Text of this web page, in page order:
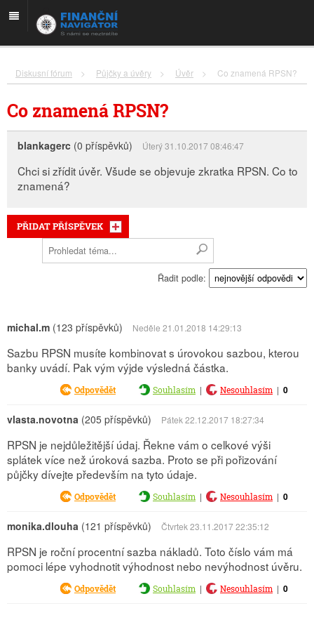
Diskusní fórum > Půjčky a úvěry > Úvěr > Co znamená RPSN?
Co znamená RPSN?
blankagerc (0 příspěvků) Úterý 31.10.2017 08:46:47
Chci si zřídit úvěr. Všude se objevuje zkratka RPSN. Co to
znamená?
PŘIDAT PŘÍSPĚVEK
Řadit podle:
michal.m (123 příspěvků) Neděle 21.01.2018 14:29:13
Sazbu RPSN musíte kombinovat s úrovokou sazbou, kterou
banky uvádí. Pak vým výjde výsledná částka.
Odpovědět Souhlasím | Nesouhlasím | 0
vlasta.novotna (205 příspěvků) Pátek 22.12.2017 18:27:34
RPSN je nejdůležitější údaj. Řekne vám o celkové výši
splátek více než úroková sazba. Proto se při pořizování
půjčky dívejte především na tyto údaje.
Odpovědět Souhlasím | Nesouhlasím | 0
monika.dlouha (121 příspěvků) Čtvrtek 23.11.2017 22:35:12
RPSN je roční procentní sazba nákladů. Toto číslo vám má
pomoci lépe vyhodnotit výhodnost nebo nevýhodnost úvěru.
Odpovědět Souhlasím | Nesouhlasím | 0